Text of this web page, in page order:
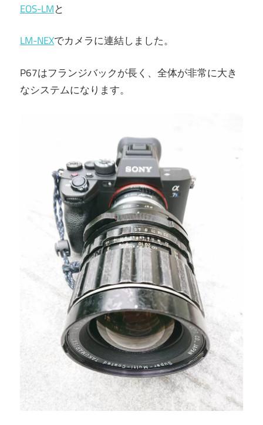
EOS-LMと
LM-NEXでカメラに連結しました。
P67はフランジバックが長く、全体が非常に大き
なシステムになります。